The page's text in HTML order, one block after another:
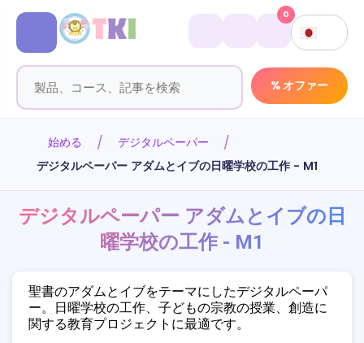
% オファー
0
始める
デジタルペーパー
デジタルペーパー アダムとイブの日曜学校の工作 - M1
デジタルペーパー アダムとイブの日
曜学校の工作 - M1
聖書のアダムとイブをテーマにしたデジタルペーパ
ー。日曜学校の工作、子どもの宗教の授業、創造に
関する教育プロジェクトに最適です。